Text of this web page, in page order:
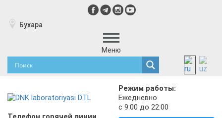
Бухара
Меню
Режим работы:
Ежедневно
с 9:00 до 22:00